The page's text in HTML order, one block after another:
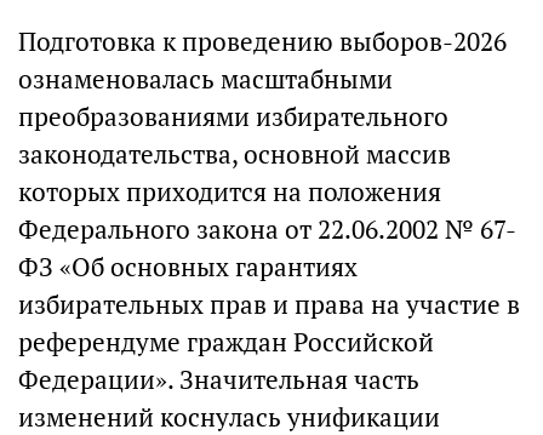
Подготовка к проведению выборов-2026
ознаменовалась масштабными
преобразованиями избирательного
законодательства, основной массив
которых приходится на положения
Федерального закона от 22.06.2002 № 67-
ФЗ «Об основных гарантиях
избирательных прав и права на участие в
референдуме граждан Российской
Федерации». Значительная часть
изменений коснулась унификации